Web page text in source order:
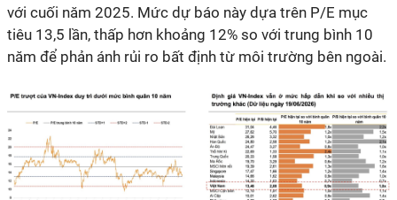
với cuối năm 2025. Mức dự báo này dựa trên P/E mục
tiêu 13,5 lần, thấp hơn khoảng 12% so với trung bình 10
năm để phản ánh rủi ro bất định từ môi trường bên ngoài.